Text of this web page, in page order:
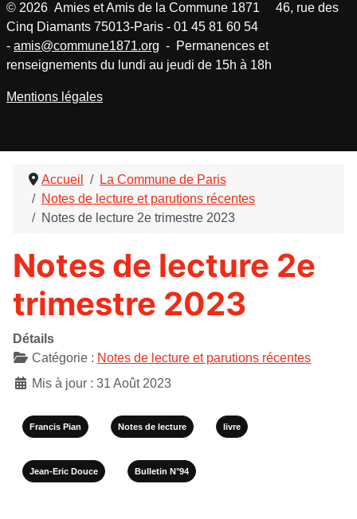
Accueil
La Commune de Paris
Notes de lecture et parutions récentes
Notes de lecture 2e trimestre 2023
Notes de lecture 2e
trimestre 2023
Détails
Catégorie : Notes de lecture et parutions récentes
Mis à jour : 31 Août 2023
Francis Pian Notes de lecture livre
Jean-Eric Douce Bulletin N°94
© 2026 Amies et Amis de la Commune 1871 46, rue des
Cinq Diamants 75013-Paris - 01 45 81 60 54
- amis@commune1871.org - Permanences et
renseignements du lundi au jeudi de 15h à 18h
Mentions légales